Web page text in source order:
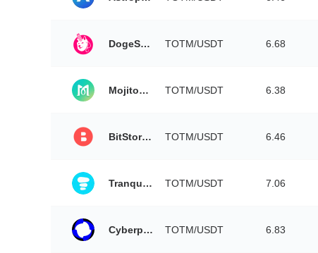
DogeSwap TOTM/USDT 6.68
MojitoSwap TOTM/USDT 6.38
BitStorage TOTM/USDT 6.46
Tranquil Finance TOTM/USDT 7.06
Cyberperp TOTM/USDT 6.83